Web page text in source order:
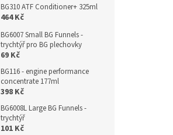
BG310 ATF Conditioner+ 325ml
464 Kč
BG6007 Small BG Funnels -
trychtýř pro BG plechovky
69 Kč
BG116 - engine performance
concentrate 177ml
398 Kč
BG6008L Large BG Funnels -
trychtýř
101 Kč